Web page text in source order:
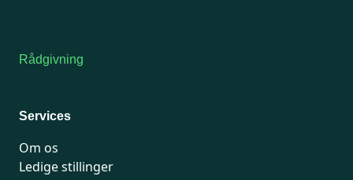
Rådgivning
Services
Om os
Ledige stillinger